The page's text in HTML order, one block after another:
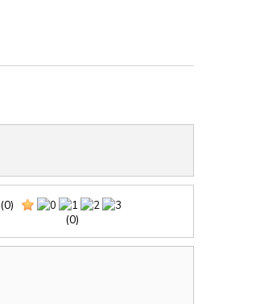
(0)
(0)